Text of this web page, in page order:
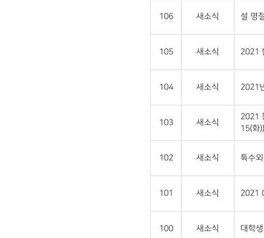
106 새소식 설 명
105 새소식 2021
104 새소식 2021
103 새소식
2021
15(화))
102 새소식 특수
101 새소식 2021
100 새소식 대학